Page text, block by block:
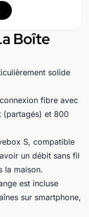
Boîte
solide
fibre avec
(partagés) et 800
S, compatible
un débit sans fil
la maison.
est incluse
sur smartphone,